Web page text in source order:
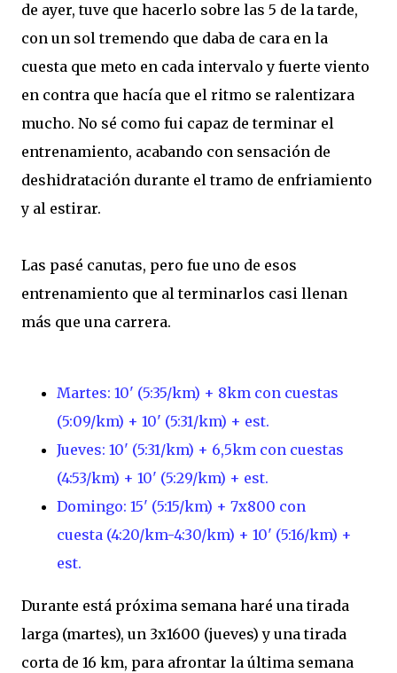
de ayer, tuve que hacerlo sobre las 5 de la tarde,
con un sol tremendo que daba de cara en la
cuesta que meto en cada intervalo y fuerte viento
en contra que hacía que el ritmo se ralentizara
mucho. No sé como fui capaz de terminar el
entrenamiento, acabando con sensación de
deshidratación durante el tramo de enfriamiento
y al estirar.
Las pasé canutas, pero fue uno de esos
entrenamiento que al terminarlos casi llenan
más que una carrera.
Martes: 10' (5:35/km) + 8km con cuestas
(5:09/km) + 10' (5:31/km) + est.
Jueves: 10' (5:31/km) + 6,5km con cuestas
(4:53/km) + 10' (5:29/km) + est.
Domingo: 15' (5:15/km) + 7x800 con
cuesta (4:20/km-4:30/km) + 10' (5:16/km) +
est.
Durante está próxima semana haré una tirada
larga (martes), un 3x1600 (jueves) y una tirada
corta de 16 km, para afrontar la última semana